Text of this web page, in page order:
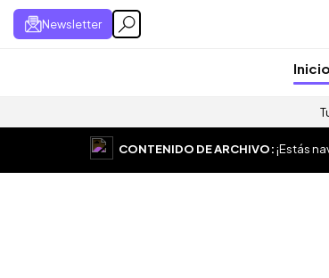
Newsletter
Inicio
CONTENIDO DE ARCHIVO:¡Estás